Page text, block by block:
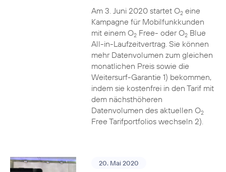
Am 3. Juni 2020 startet O2eine
Kampagne für Mobilfunkkunden
mit einem O2Free- oder O2Blue
All-in-Laufzeitvertrag. Sie können
mehr Datenvolumen zum gleichen
monatlichen Preis sowie die
Weitersurf-Garantie 1) bekommen,
indem sie kostenfrei in den Tarif mit
dem nächsthöheren
Datenvolumen des aktuellen O2
Free Tarifportfolios wechseln 2).
20. Mai 2020